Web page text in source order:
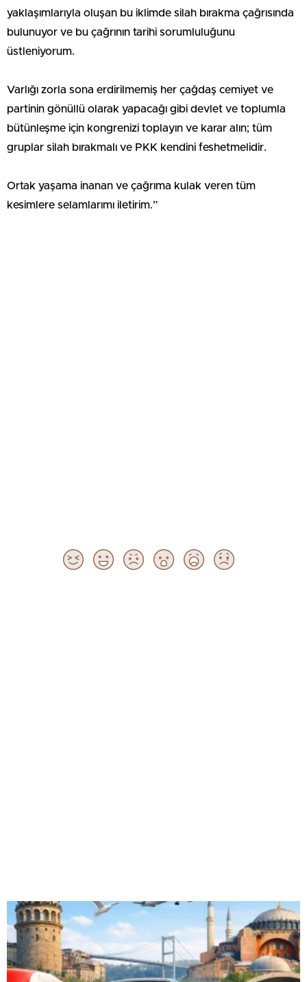
yaklaşımlarıyla oluşan bu iklimde silah bırakma çağrısında
bulunuyor ve bu çağrının tarihi sorumluluğunu
üstleniyorum.
Varlığı zorla sona erdirilmemiş her çağdaş cemiyet ve
partinin gönüllü olarak yapacağı gibi devlet ve toplumla
bütünleşme için kongrenizi toplayın ve karar alın; tüm
gruplar silah bırakmalı ve PKK kendini feshetmelidir.
Ortak yaşama inanan ve çağrıma kulak veren tüm
kesimlere selamlarımı iletirim.”